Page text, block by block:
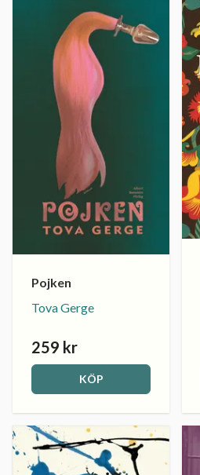
Pojken
Tova Gerge
259 kr
KÖP